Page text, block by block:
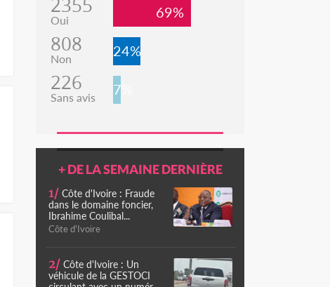
2355
Oui 69%
808
Non 24%
226
Sans avis 7%
+ DE LA SEMAINE DERNIÈRE
1/ Côte d'Ivoire : Fraude
dans le domaine foncier,
Ibrahime Coulibal...
Côte d'Ivoire
2/ Côte d'Ivoire : Un
véhicule de la GESTOCI